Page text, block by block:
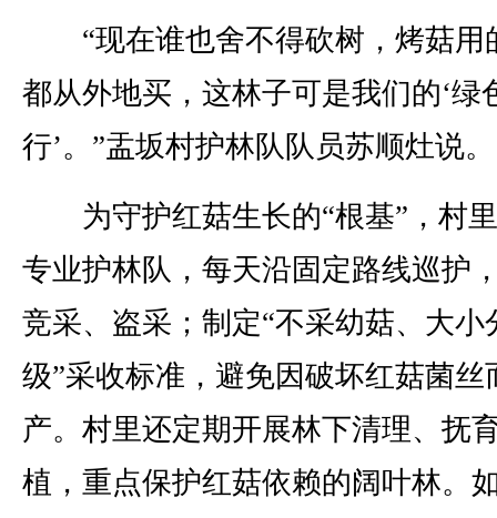
“现在谁也舍不得砍树，烤菇用
都从外地买，这林子可是我们的‘绿
行’。”盂坂村护林队队员苏顺灶说。
为守护红菇生长的“根基”，村
专业护林队，每天沿固定路线巡护
竞采、盗采；制定“不采幼菇、大小
级”采收标准，避免因破坏红菇菌丝
产。村里还定期开展林下清理、抚
植，重点保护红菇依赖的阔叶林。